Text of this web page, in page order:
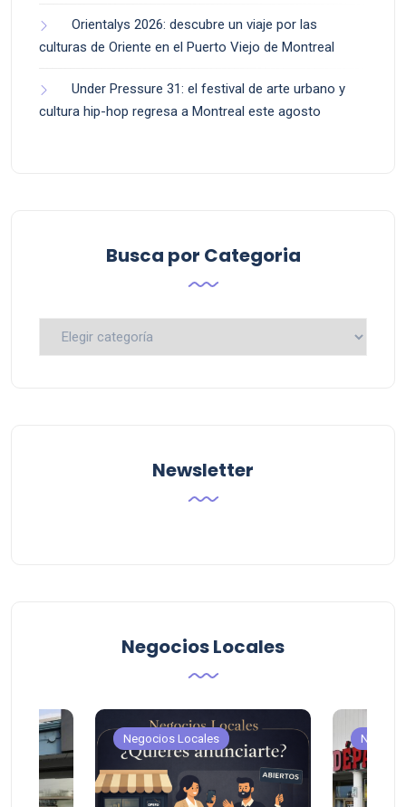
Orientalys 2026: descubre un viaje por las
culturas de Oriente en el Puerto Viejo de Montreal
Under Pressure 31: el festival de arte urbano y
cultura hip-hop regresa a Montreal este agosto
Busca por Categoria
Busca
Newsletter
Negocios Locales
Negocios Locales